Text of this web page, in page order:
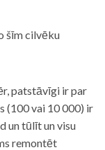
šīm cilvēku
patstāvīgi ir par
(100 vai 10 000) ir
un tūlīt un visu
remontēt